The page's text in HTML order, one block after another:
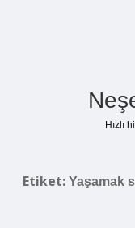
Hızlı
Etiket: Yaşamak